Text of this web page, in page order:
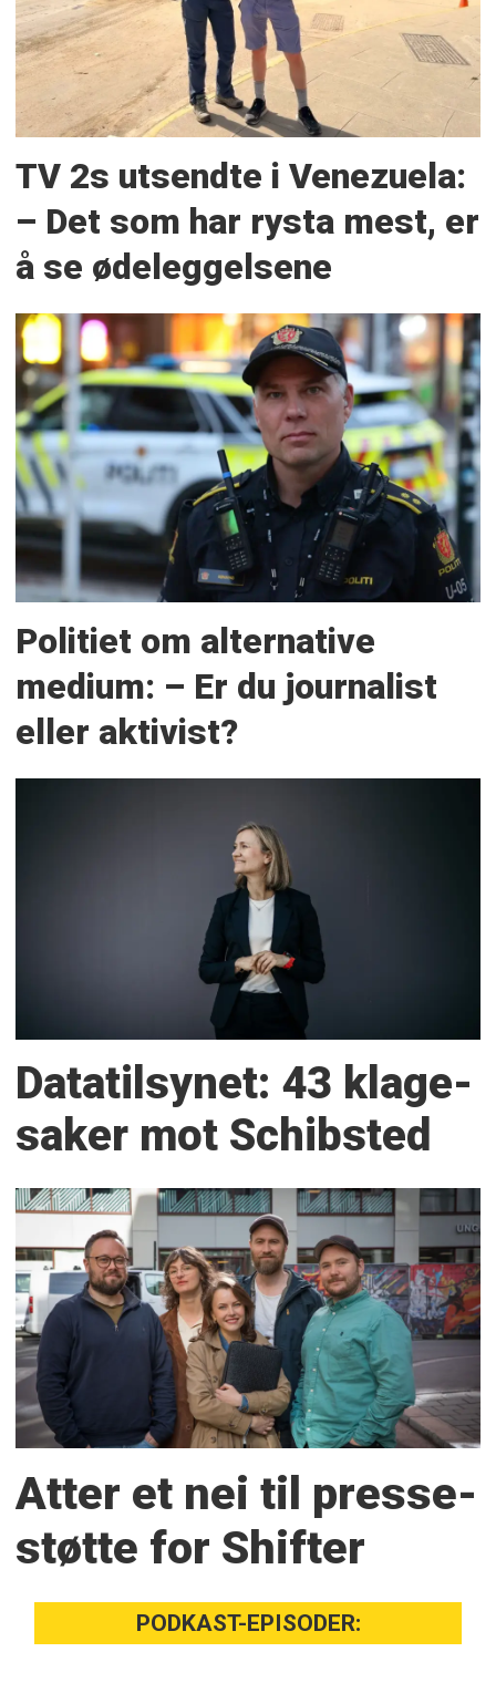
TV 2s utsendte i Venezuela:
– Det som har rysta mest, er
å se ødeleggelsene
Politiet om alternative
medium: – Er du journalist
eller aktivist?
Datatilsynet: 43 klage­
saker mot Schibsted
Atter et nei til presse­
støtte for Shifter
PODKAST-EPISODER: